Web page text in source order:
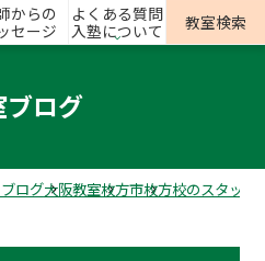
からの
セージ
よくある質問
入塾について
教室検索
ログ
ログ大阪教室枚方市枚方校のスタッフ